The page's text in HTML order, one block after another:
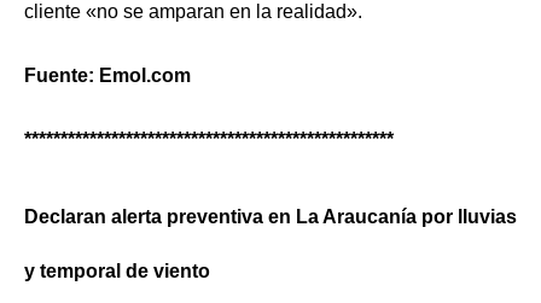
cliente «no se amparan en la realidad».
Fuente: Emol.com
***************************************************
Declaran alerta preventiva en La Araucanía por lluvias
y temporal de viento